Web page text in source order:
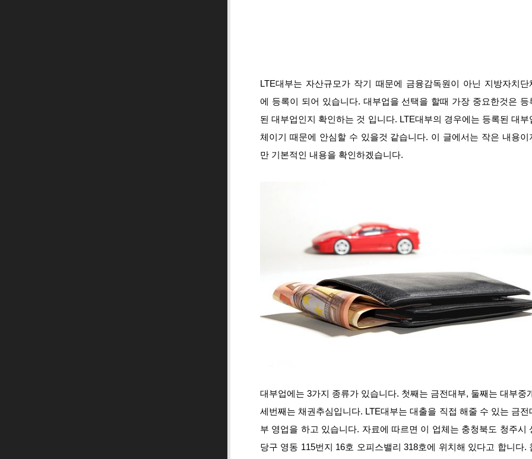
LTE대부는 자산규모가 작기 때문에 금융감독원이 아닌 지방자치단
에 등록이 되어 있습니다. 대부업을 선택을 할때 가장 중요한것은 등
된 대부업인지 확인하는 것 입니다. LTE대부의 경우에는 등록된 대부
체이기 때문에 안심할 수 있을것 같습니다. 이 글에서는 작은 내용이
만 기본적인 내용을 확인하겠습니다.
대부업에는 3가지 종류가 있습니다. 첫째는 금전대부, 둘째는 대부중
세번째는 채권추심입니다. LTE대부는 대출을 직접 해줄 수 있는 금전
부 영업을 하고 있습니다. 자료에 따르면 이 업체는 충청북도 청주시
당구 영동 115번지 16호 오피스밸리 318호에 위치해 있다고 합니다.